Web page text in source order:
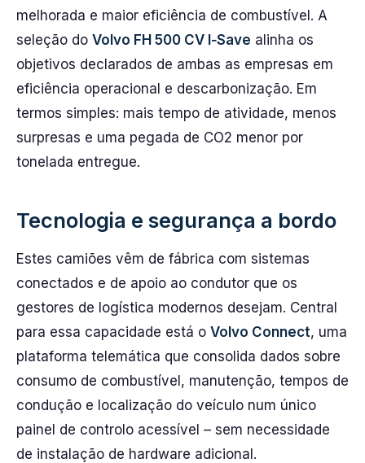
melhorada e maior eficiência de combustível. A
seleção do Volvo FH 500 CV I‑Save alinha os
objetivos declarados de ambas as empresas em
eficiência operacional e descarbonização. Em
termos simples: mais tempo de atividade, menos
surpresas e uma pegada de CO2 menor por
tonelada entregue.
Tecnologia e segurança a bordo
Estes camiões vêm de fábrica com sistemas
conectados e de apoio ao condutor que os
gestores de logística modernos desejam. Central
para essa capacidade está o Volvo Connect, uma
plataforma telemática que consolida dados sobre
consumo de combustível, manutenção, tempos de
condução e localização do veículo num único
painel de controlo acessível – sem necessidade
de instalação de hardware adicional.